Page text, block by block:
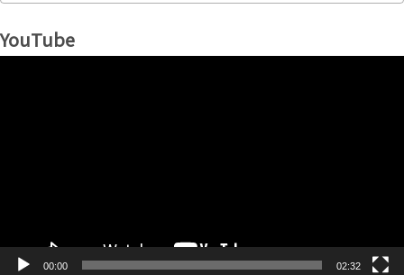
YouTube
00:00 02:32